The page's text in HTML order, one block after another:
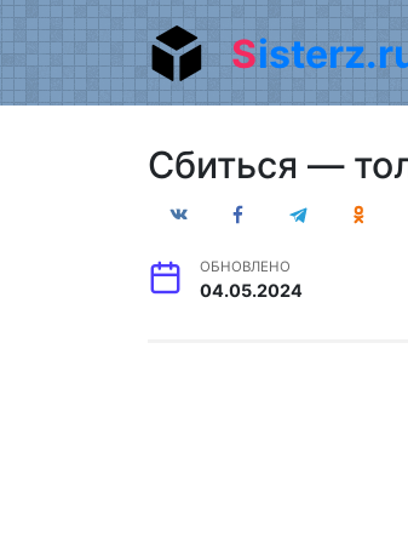
Перейти
к
содержанию
Сбиться —
ОБНОВЛЕНО
04.05.2024